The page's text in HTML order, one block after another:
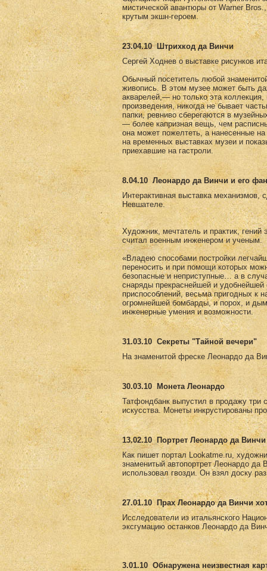
мистической авантюры от Warner
крутым экшн-героем.
23.04.10 Штрихкод да Винчи
Сергей Ходнев о выставке рисунков
Обычный посетитель любой
живопись. В этом музее может быть
акварелей,— но только эта
произведения, никогда не бывает
папки, ревниво сберегаются в
— более капризная вещь, чем
она может пожелтеть, а нанесенные
на временных выставках музеи и
приехавшие на гастроли.
8.04.10 Леонардо да Винчи и его
Интерактивная выставка механизмов,
Невшателе.
Художник, мечтатель и практик,
считал военным инженером и ученым.
«Владею способами постройки
переносить и при помощи которых
безопасные и неприступные… а в
снаряды прекраснейшей и
приспособлений, весьма пригодных к
огромнейшей бомбарды, и порох, и
инженерные умения и возможности.
31.03.10 Секреты "Тайной вечери"
На знаменитой фреске Леонардо да
30.03.10
Монета Леонардо
Татфондбанк выпустил в продажу три
искусства. Монеты инкрустированы
13.02.10
Портрет Леонардо да Винчи
Как пишет портал Lookatme.ru,
знаменитый автопортрет Леонардо да
использовал гвозди. Он взял доску
27.01.10
Прах Леонардо да Винчи
Исследователи из итальянского
эксгумацию останков Леонардо да
3.01.10 Обнаружена неизвестная